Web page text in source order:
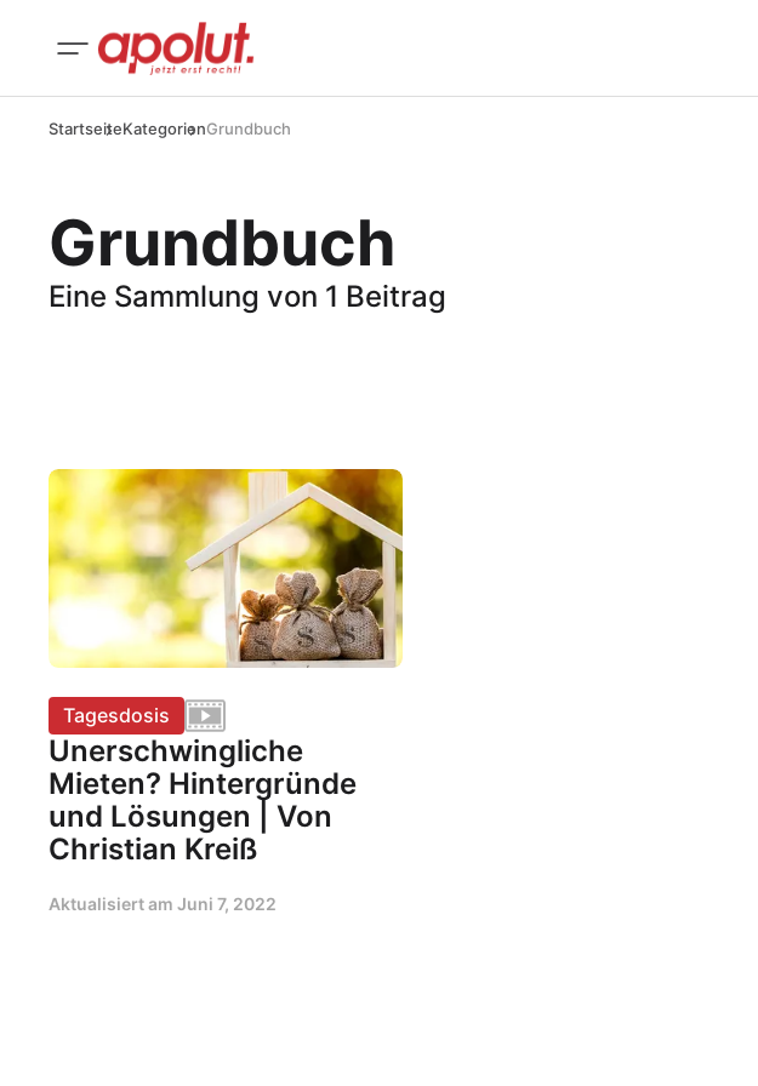
StartseiteKategorienGrundbuch
Grundbuch
Eine Sammlung von 1 Beitrag
Tagesdosis
Unerschwingliche
Mieten? Hintergründe
und Lösungen | Von
Christian Kreiß
Aktualisiert am Juni 7, 2022